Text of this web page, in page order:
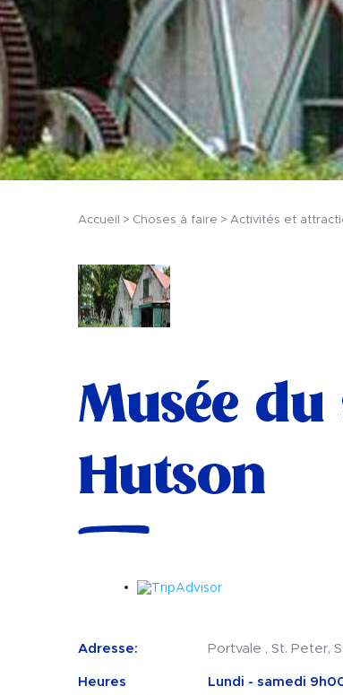
Accueil Choses à faire Activités et
Musée
Hutson
Adresse: Portvale , St. Peter,
Heures
Lundi - samedi